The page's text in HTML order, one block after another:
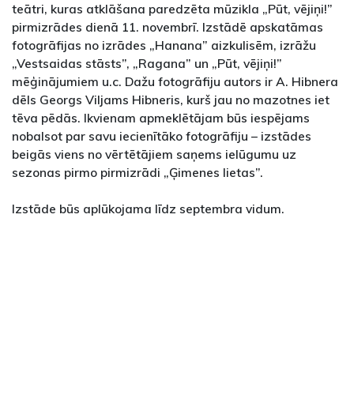
teātri, kuras atklāšana paredzēta mūzikla „Pūt, vējiņi!”
pirmizrādes dienā 11. novembrī. Izstādē apskatāmas
fotogrāfijas no izrādes „Hanana” aizkulisēm, izrāžu
„Vestsaidas stāsts”, „Ragana” un „Pūt, vējiņi!”
mēģinājumiem u.c. Dažu fotogrāfiju autors ir A. Hibnera
dēls Georgs Viljams Hibneris, kurš jau no mazotnes iet
tēva pēdās. Ikvienam apmeklētājam būs iespējams
nobalsot par savu iecienītāko fotogrāfiju – izstādes
beigās viens no vērtētājiem saņems ielūgumu uz
sezonas pirmo pirmizrādi „Ģimenes lietas”.
Izstāde būs aplūkojama līdz septembra vidum.